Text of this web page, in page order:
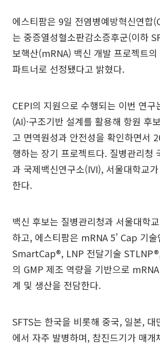
에스티팜은 9일 전염병예방혁신연합
는 중증열성혈소판감소증후군(이하
보핵산(mRNA) 백신 개발 프로젝트의
파트너로 선정됐다고 밝혔다.
CEPI의 지원으로 수행되는 이번 연구
(AI)·구조기반 설계를 활용해 항원 후
고 면역원성과 안전성을 확인하면서
행하는 장기 프로젝트다. 질병관리청
과 국제백신연구소(IVI), 서울대학교
한다.
백신 후보는 질병관리청과 서울대학
하고, 에스티팜은 mRNA 5’ Cap 기술
SmartCap®, LNP 전달기술
의 GMP 제조 역량을 기반으로
계 및 생산을 전담한다.
SFTS는 한국을 비롯해 중국, 일본, 대
에서 자주 발병하며, 참진드기가 매개